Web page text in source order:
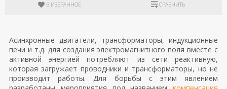
В ИЗБРАННОЕ СРАВНИТЬ
Асинхронные двигатели, трансформаторы, индукционные
печи и т.д. для создания электромагнитного поля вместе с
активной энергией потребляют из сети реактивную,
которая загружает проводники и трансформаторы, но не
производит работы. Для борьбы с этим явлением